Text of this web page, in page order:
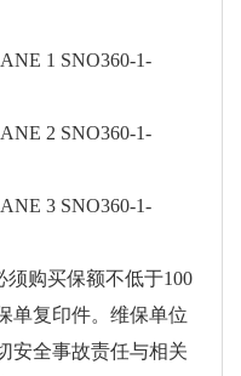
1 SNO360-1-
2 SNO360-1-
3 SNO360-1-
购买保额不低于100
单复印件。维保单位
安全事故责任与相关